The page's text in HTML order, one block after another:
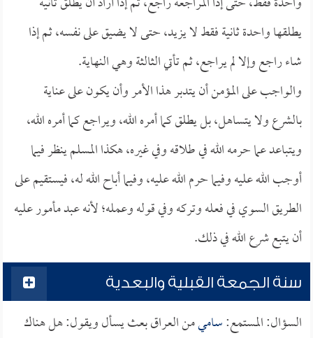
يطلقها واحدة ثانية فقط لا يزيد، حتى لا يضيق على نفسه، ثم إذا
شاء راجع وإلا لم يراجع، ثم تأتي الثالثة وهي النهاية.
والواجب على المؤمن أن يتدبر هذا الأمر وأن يكون على عناية
بالشرع ولا يتساهل، بل يطلق كما أمره الله، ويراجع كما أمره الله،
ويتباعد عما حرمه الله في طلاقه وفي غيره، هكذا المسلم ينظر فيما
أوجب الله عليه وفيما حرم الله عليه، وفيما أباح الله له، فيستقيم على
الطريق السوي في فعله وتركه وفي قوله وعمله؛ لأنه عبد مأمور عليه
أن يتبع شرع الله في ذلك.
سنة الجمعة القبلية والبعدية
السؤال: المستمع:ساميمن العراق بعث يسأل ويقول: هل هناك